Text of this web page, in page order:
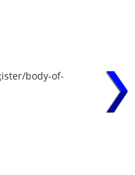
body-of-